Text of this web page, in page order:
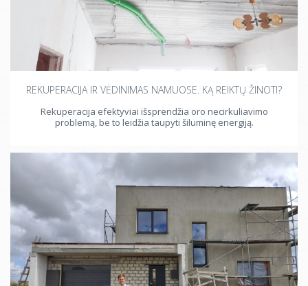
REKUPERACIJA IR VĖDINIMAS NAMUOSE. KĄ REIKTŲ ŽINOTI?
Rekuperacija efektyviai išsprendžia oro necirkuliavimo
problemą, be to leidžia taupyti šiluminę energiją.